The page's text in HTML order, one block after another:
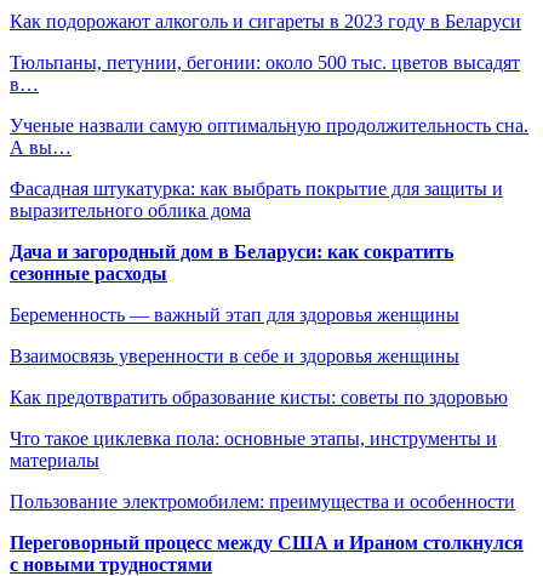
Как подорожают алкоголь и сигареты в 2023 году в Беларуси
Тюльпаны, петунии, бегонии: около 500 тыс. цветов высадят
в…
Ученые назвали самую оптимальную продолжительность сна.
А вы…
Фасадная штукатурка: как выбрать покрытие для защиты и
выразительного облика дома
Дача и загородный дом в Беларуси: как сократить
сезонные расходы
Беременность — важный этап для здоровья женщины
Взаимосвязь уверенности в себе и здоровья женщины
Как предотвратить образование кисты: советы по здоровью
Что такое циклевка пола: основные этапы, инструменты и
материалы
Пользование электромобилем: преимущества и особенности
Переговорный процесс между США и Ираном столкнулся
с новыми трудностями